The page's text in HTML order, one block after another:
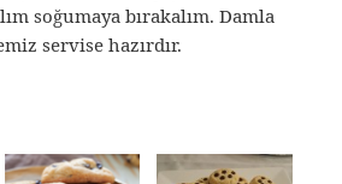
soğumaya bırakalım. Damla
servise hazırdır.